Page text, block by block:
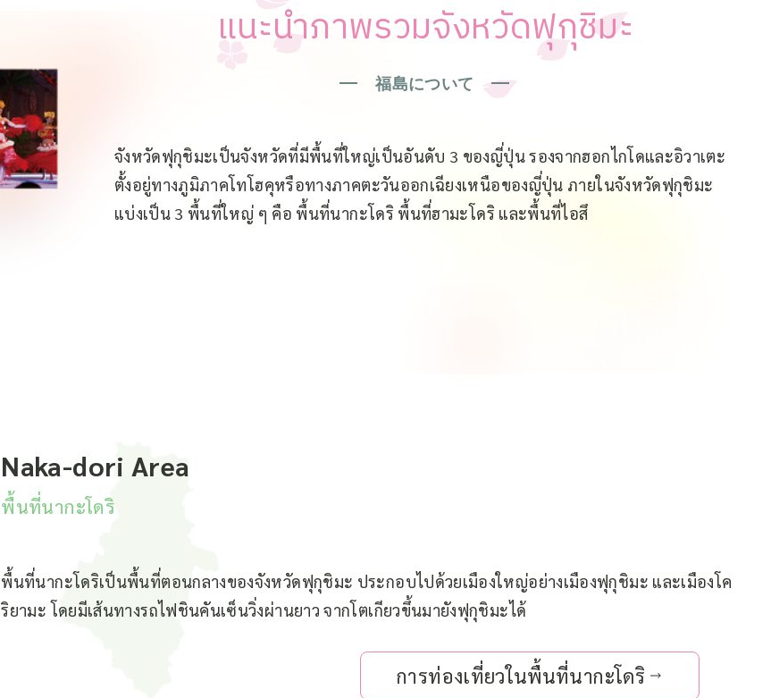
แนะนำภาพรวมจังหวัดฟุกุชิมะ
福島について
จังหวัดฟุกุชิมะเป็นจังหวัดที่มีพื้นที่ใหญ่เป็นอันดับ 3 ของญี่ปุ่น รองจากฮอกไกโดและอิวาเตะ
ตั้งอยู่ทางภูมิภาคโทโฮคุหรือทางภาคตะวันออกเฉียงเหนือของญี่ปุ่น ภายในจังหวัดฟุกุชิมะ
แบ่งเป็น 3 พื้นที่ใหญ่ ๆ คือ พื้นที่นากะโดริ พื้นที่ฮามะโดริ และพื้นที่ไอสึ
Naka-dori Area
พื้นที่นากะโดริ
พื้นที่นากะโดริเป็นพื้นที่ตอนกลางของจังหวัดฟุกุชิมะ ประกอบไปด้วยเมืองใหญ่อย่างเมืองฟุกุชิมะ และเมืองโค
ริยามะ โดยมีเส้นทางรถไฟชินคันเซ็นวิ่งผ่านยาว จากโตเกียวขึ้นมายังฟุกุชิมะได้
การท่องเที่ยวในพื้นที่นากะโดริ